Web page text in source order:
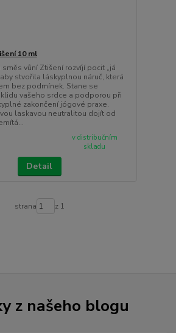
10 ml
vůní Ztišení rozvíjí pocit „já
aby stvořila láskyplnou náruč, která
bez podmínek. Stane se
vašeho srdce a podporou při
zakončení jógové praxe.
laskavou neutralitou dojít od
v distribučním
skladu
Detail
strana z 1
z našeho blogu